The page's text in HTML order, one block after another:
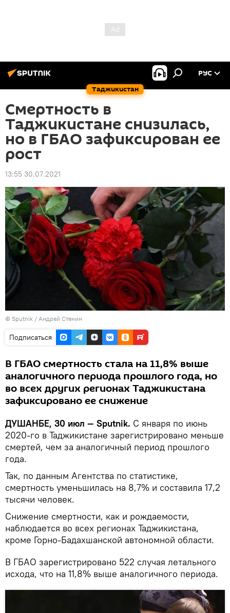
Таджикистан
РУС
Смертность в
Таджикистане снизилась,
но в ГБАО зафиксирован ее
рост
13:55 30.07.2021
© Sputnik / Андрей Стенин
Подписаться
В ГБАО смертность стала на 11,8% выше
аналогичного периода прошлого года, но
во всех других регионах Таджикистана
зафиксировано ее снижение
ДУШАНБЕ, 30 июл — Sputnik. С января по июнь
2020-го в Таджикистане зарегистрировано меньше
смертей, чем за аналогичный период прошлого
года.
Так, по данным Агентства по статистике,
смертность уменьшилась на 8,7% и составила 17,2
тысячи человек.
Снижение смертности, как и рождаемости,
наблюдается во всех регионах Таджикистана,
кроме Горно-Бадахшанской автономной области.
В ГБАО зарегистрировано 522 случая летального
исхода, что на 11,8% выше аналогичного периода.